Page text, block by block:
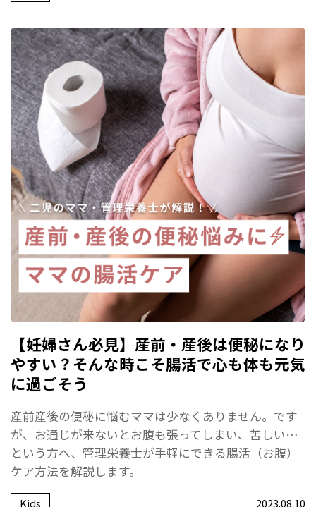
【妊婦さん必見】産前・産後は便秘になり
やすい？そんな時こそ腸活で心も体も元気
に過ごそう
産前産後の便秘に悩むママは少なくありません。です
が、お通じが来ないとお腹も張ってしまい、苦しい…
という方へ、管理栄養士が手軽にできる腸活（お腹）
ケア方法を解説します。
Kids 2023.08.10